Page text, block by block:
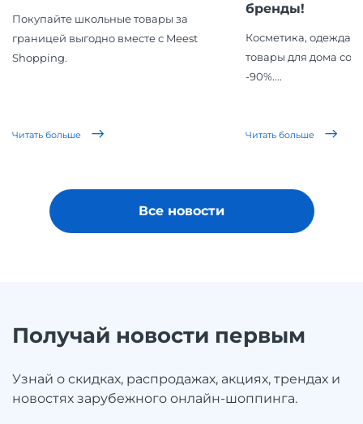
Покупайте школьные товары за
границей выгодно вместе с Meest
Shopping.
Читать больше
бренды!
Косметика, одежда,
товары для дома со
-90%....
Читать больше
Все новости
Получай новости первым
Узнай о скидках, распродажах, акциях, трендах и
новостях зарубежного онлайн-шоппинга.